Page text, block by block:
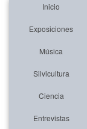
Inicio
Exposiciones
Música
Silvicultura
Ciencia
Entrevistas